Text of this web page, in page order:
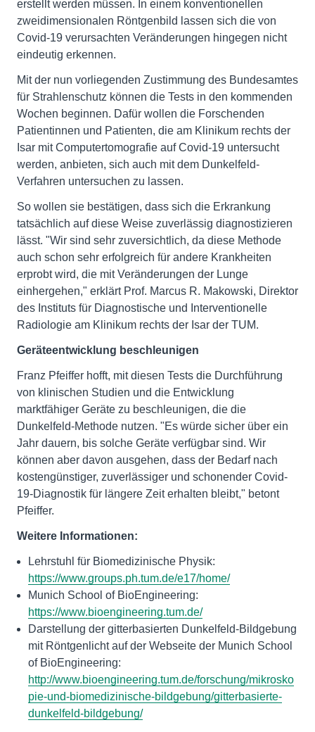
erstellt werden müssen. In einem konventionellen
zweidimensionalen Röntgenbild lassen sich die von
Covid-19 verursachten Veränderungen hingegen nicht
eindeutig erkennen.
Mit der nun vorliegenden Zustimmung des Bundesamtes
für Strahlenschutz können die Tests in den kommenden
Wochen beginnen. Dafür wollen die Forschenden
Patientinnen und Patienten, die am Klinikum rechts der
Isar mit Computertomografie auf Covid-19 untersucht
werden, anbieten, sich auch mit dem Dunkelfeld-
Verfahren untersuchen zu lassen.
So wollen sie bestätigen, dass sich die Erkrankung
tatsächlich auf diese Weise zuverlässig diagnostizieren
lässt. "Wir sind sehr zuversichtlich, da diese Methode
auch schon sehr erfolgreich für andere Krankheiten
erprobt wird, die mit Veränderungen der Lunge
einhergehen," erklärt Prof. Marcus R. Makowski, Direktor
des Instituts für Diagnostische und Interventionelle
Radiologie am Klinikum rechts der Isar der TUM.
Geräteentwicklung beschleunigen
Franz Pfeiffer hofft, mit diesen Tests die Durchführung
von klinischen Studien und die Entwicklung
marktfähiger Geräte zu beschleunigen, die die
Dunkelfeld-Methode nutzen. "Es würde sicher über ein
Jahr dauern, bis solche Geräte verfügbar sind. Wir
können aber davon ausgehen, dass der Bedarf nach
kostengünstiger, zuverlässiger und schonender Covid-
19-Diagnostik für längere Zeit erhalten bleibt," betont
Pfeiffer.
Weitere Informationen:
Lehrstuhl für Biomedizinische Physik:
https://www.groups.ph.tum.de/e17/home/
Munich School of BioEngineering:
https://www.bioengineering.tum.de/
Darstellung der gitterbasierten Dunkelfeld-Bildgebung
mit Röntgenlicht auf der Webseite der Munich School
of BioEngineering:
http://www.bioengineering.tum.de/forschung/mikrosko
pie-und-biomedizinische-bildgebung/gitterbasierte-
dunkelfeld-bildgebung/